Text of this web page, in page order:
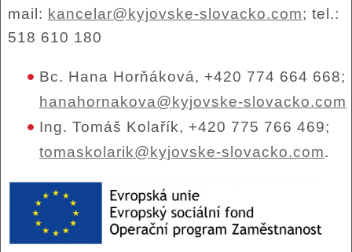
mail: kancelar@kyjovske-slovacko.com; tel.:
518 610 180
Bc. Hana Horňáková, +420 774 664 668;
hanahornakova@kyjovske-slovacko.com
Ing. Tomáš Kolařík, +420 775 766 469;
tomaskolarik@kyjovske-slovacko.com.